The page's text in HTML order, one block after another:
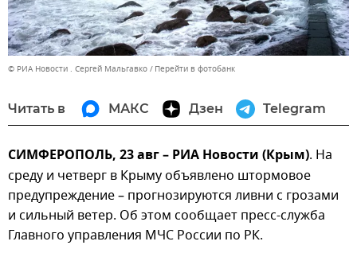
© РИА Новости . Сергей Мальгавко Перейти в фотобанк
Читать в МАКС Дзен Telegram
СИМФЕРОПОЛЬ, 23 авг – РИА Новости (Крым). На
среду и четверг в Крыму объявлено штормовое
предупреждение – прогнозируются ливни с грозами
и сильный ветер. Об этом сообщает пресс-служба
Главного управления МЧС России по РК.